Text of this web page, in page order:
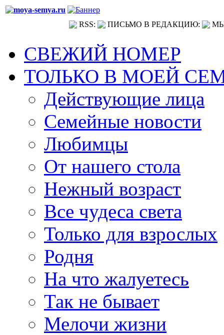
RSS: ПИСЬМО В РЕДАКЦИЮ:
СВЕЖИЙ НОМЕР
ТОЛЬКО В МОЕЙ
Действующие лица
Семейные новости
Любимцы
От нашего стола
Нежный возраст
Все чудеса света
Только для взрослых
Родня
На что жалуетесь
Так не бывает
Мелочи жизни